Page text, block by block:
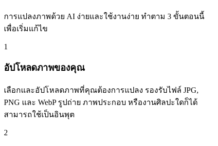
การแปลงภาพด้วย AI ง่ายและใช้งานง่าย ทำตาม 3 ขั้นตอนนี้
เพื่อเริ่มแก้ไข
1
อัปโหลดภาพของคุณ
เลือกและอัปโหลดภาพที่คุณต้องการแปลง รองรับไฟล์ JPG,
PNG และ WebP รูปถ่าย ภาพประกอบ หรืองานศิลปะใดก็ได้
สามารถใช้เป็นอินพุต
2